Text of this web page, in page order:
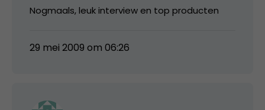
Nogmaals, leuk interview en top producten
29 mei 2009 om 06:26